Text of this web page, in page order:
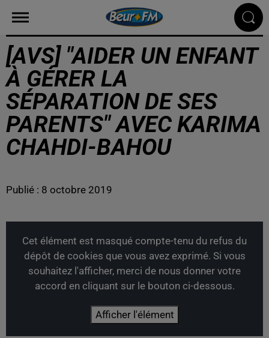
[AVS] "AIDER UN ENFANT
À GÉRER LA
SÉPARATION DE SES
PARENTS" AVEC KARIMA
CHAHDI-BAHOU
Publié : 8 octobre 2019
Cet élément est masqué compte-tenu du refus du
dépôt de cookies que vous avez exprimé. Si vous
souhaitez l'afficher, merci de nous donner votre
accord en cliquant sur le bouton ci-dessous.
Afficher l'élément